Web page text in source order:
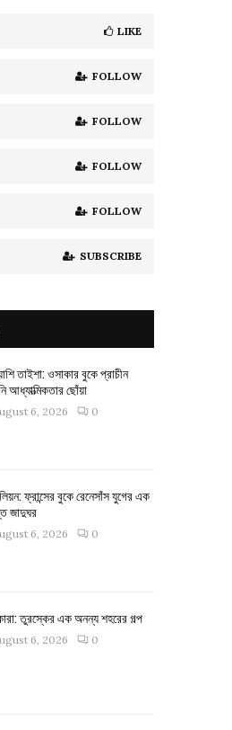
C
H
LIKE
FOLLOW
FOLLOW
FOLLOW
FOLLOW
SUBSCRIBE
তাইশা: ওসাকার বুকে প্রাচীন
আধ্যাত্মিকতার ছোঁয়া
6, 2026 0
ফ্রান্সের বুকে রেনেসাঁস যুগের এক
জাদুঘর
6, 2026 0
তুরস্কের এক অনন্য শহরের গল্প
6, 2026 0